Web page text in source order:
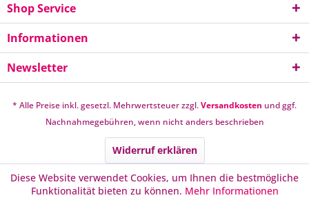
Shop Service
Informationen
Newsletter
* Alle Preise inkl. gesetzl. Mehrwertsteuer zzgl.Versandkosten und ggf.
Nachnahmegebühren, wenn nicht anders beschrieben
Widerruf erklären
Diese Website verwendet Cookies, um Ihnen die bestmögliche
Funktionalität bieten zu können. Mehr Informationen